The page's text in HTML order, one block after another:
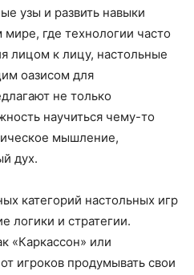
узы и развить навыки
где технологии часто
лицом к лицу, настольные
оазисом для
не только
научиться чему-то
мышление,
дух.
категорий настольных игр
логики и стратегии.
«Каркассон» или
игроков продумывать свои